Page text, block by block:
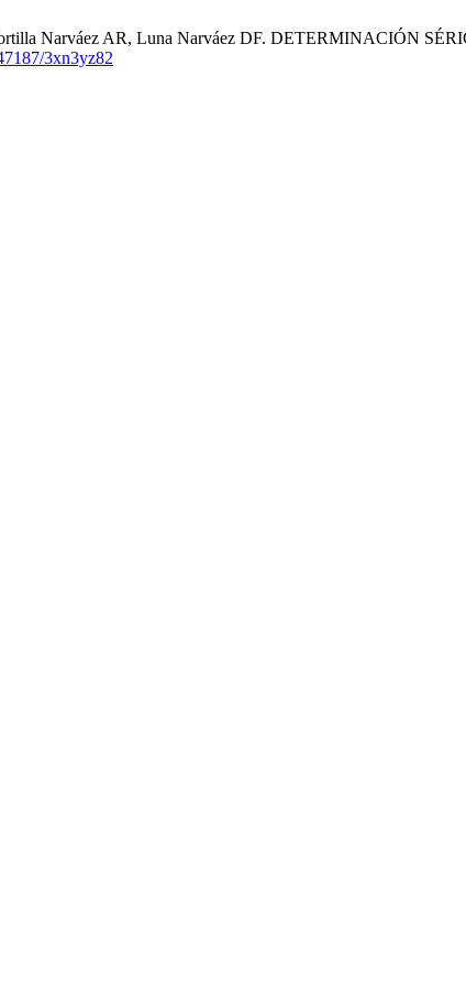
Narváez AR, Luna Narváez DF. DETERMINACIÓN
3xn3yz82